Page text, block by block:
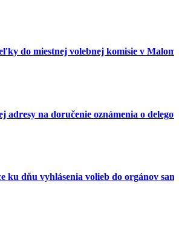
do miestnej volebnej komisie v Malom
adresy na doručenie oznámenia o
ku dňu vyhlásenia volieb do orgánov